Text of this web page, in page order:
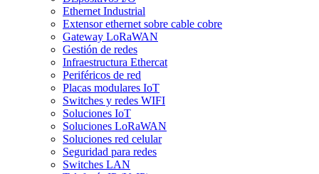
Ethernet Industrial
Extensor ethernet sobre cable cobre
Gateway LoRaWAN
Gestión de redes
Infraestructura Ethercat
Periféricos de red
Placas modulares IoT
Switches y redes WIFI
Soluciones IoT
Soluciones LoRaWAN
Soluciones red celular
Seguridad para redes
Switches LAN